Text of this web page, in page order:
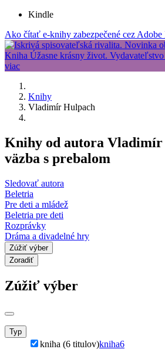
Kindle
Ako čítať e-knihy zabezpečené cez
Knihy
Vladimír Hulpach
Knihy od autora Vladimír
väzba s prebalom
Sledovať autora
Beletria
Pre deti a mládež
Beletria pre deti
Rozprávky
Dráma a divadelné hry
Zúžiť výber
Zoradiť
Zúžiť výber
Typ
kniha (6 titulov)kniha6